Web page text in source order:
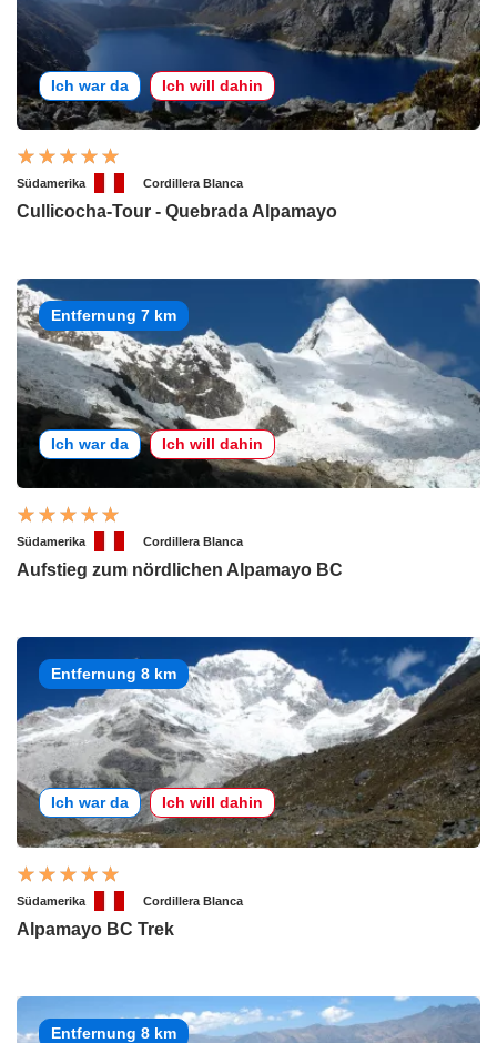
Ich war da Ich will dahin
Südamerika Cordillera Blanca
Cullicocha-Tour - Quebrada Alpamayo
Entfernung 7 km
Ich war da Ich will dahin
Südamerika Cordillera Blanca
Aufstieg zum nördlichen Alpamayo BC
Entfernung 8 km
Ich war da Ich will dahin
Südamerika Cordillera Blanca
Alpamayo BC Trek
Entfernung 8 km